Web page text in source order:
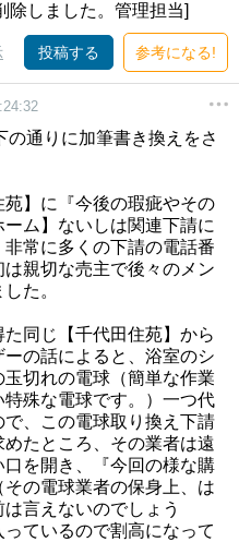
除しました。管理担当]
投稿する 参考になる!
の通りに加筆書き換えをさ
】に『今後の瑕疵やその
ム】ないしは関連下請に
常に多くの下請の電話番
親切な売主で後々のメン
た。
同じ【千代田住苑】から
の話によると、浴室のシ
切れの電球（簡単な作業
殊な電球です。）一つ代
、この電球取り換え下請
たところ、その業者は遠
を開き、『今回の様な購
の電球業者の保身上、は
言えないのでしょう
ているので割高になって